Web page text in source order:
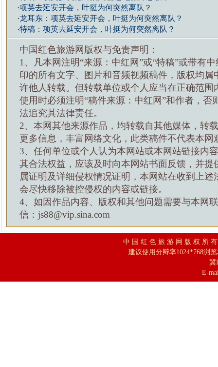
·项英去延安开会，叶挺为何突然离队？
·龙耳东：项英去延安开会，叶挺为何突然离队？
·特稿：项英去延安开会，叶挺为何突然离队？
中国红色旅游网版权与免责声明：
1、凡本网注明“来源：中红网”或“特稿”或带有
印的所有文字、图片和音频视频稿件，版权均属
许他人转载。但转载单位或个人应当在正确范围
使用时必须注明“稿件来源：中红网”和作者，否
法追究其法律责任。
2、本网其他来源作品，均转载自其他媒体，转
更多信息，丰富网络文化，此类稿件不代表本网
3、任何单位或个人认为本网站或本网站链接内
其合法权益，应该及时向本网站书面反馈，并提
属证明及详细侵权情况证明，本网站在收到上述
会尽快移除被控侵权的内容或链接。
4、如因作品内容、版权和其他问题需要与本网
信：js88@vip.sina.com
中 国 红 色 旅 游 网 版 权 所
建议使用分辩率1024*768浏
冀
E-